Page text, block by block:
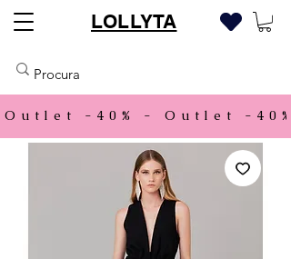
LOLLYTA
Outlet -40% -